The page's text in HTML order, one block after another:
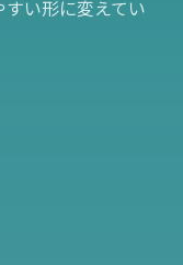
い形に変えてい